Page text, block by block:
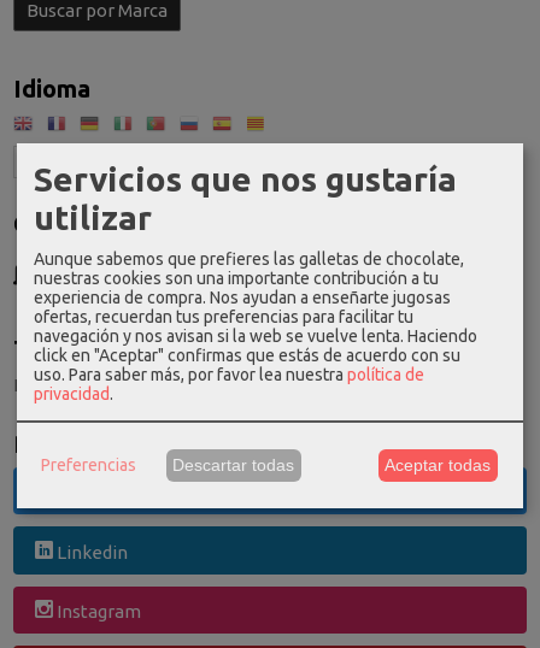
Idioma
Costes de Envío
GRATIS *
Consultar Destinos
Tu Carrito (0)
El carrito de la compra está vacío
Redes Sociales
Linkedin
Instagram
Servicios que nos gustaría
utilizar
Aunque sabemos que prefieres las galletas de chocolate,
nuestras cookies son una importante contribución a tu
experiencia de compra. Nos ayudan a enseñarte jugosas
ofertas, recuerdan tus preferencias para facilitar tu
navegación y nos avisan si la web se vuelve lenta. Haciendo
click en "Aceptar" confirmas que estás de acuerdo con su
uso. Para saber más, por favor lea nuestra política de
privacidad.
Preferencias Descartar todas Aceptar todas